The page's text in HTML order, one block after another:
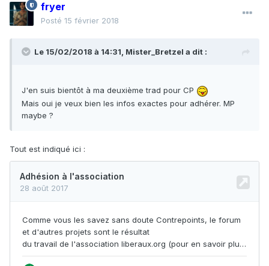
fryer
Posté 15 février 2018
Le 15/02/2018 à 14:31, Mister_Bretzel a dit :
J'en suis bientôt à ma deuxième trad pour CP
Mais oui je veux bien les infos exactes pour adhérer. MP
maybe ?
Tout est indiqué ici :